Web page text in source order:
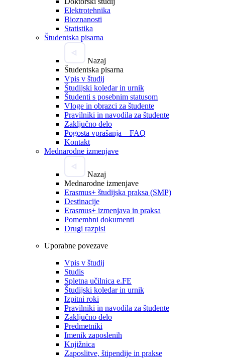
Elektrotehnika
Bioznanosti
Statistika
Študentska pisarna
Nazaj
Študentska pisarna
Vpis v študij
Študijski koledar in urnik
Študenti s posebnim statusom
Vloge in obrazci za študente
Pravilniki in navodila za študente
Zaključno delo
Pogosta vprašanja – FAQ
Kontakt
Mednarodne izmenjave
Nazaj
Mednarodne izmenjave
Erasmus+ študijska praksa (SMP)
Destinacije
Erasmus+ izmenjava in praksa
Pomembni dokumenti
Drugi razpisi
Uporabne povezave
Vpis v študij
Studis
Spletna učilnica e.FE
Študijski koledar in urnik
Izpitni roki
Pravilniki in navodila za študente
Zaključno delo
Predmetniki
Imenik zaposlenih
Knjižnica
Zaposlitve, štipendije in prakse